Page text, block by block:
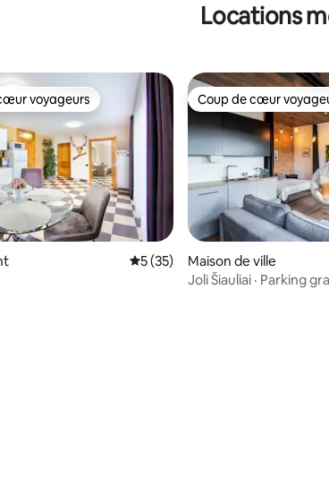
Locations
voyageurs les plus appréciés
voyageurs
Évaluation moyenne sur la base
5 (35)
Coup de cœur
Coup de cœur
Maison de ville
Joli Šiauliai · Parking